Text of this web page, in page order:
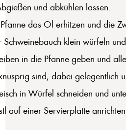
und abkühlen lassen.
das Öl erhitzen und die
Schweinebauch klein würfeln
in die Pfanne geben und
sind, dabei gelegentlich
in Würfel schneiden und
auf einer Servierplatte